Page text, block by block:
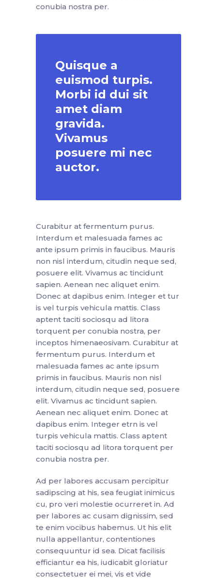
conubia nostra per.
Quisque a
euismod turpis.
Morbi id dui sit
amet diam
gravida.
Vivamus
posuere mi nec
auctor.
Curabitur at fermentum purus.
Interdum et malesuada fames ac
ante ipsum primis in faucibus. Mauris
non nisl interdum, citudin neque sed,
posuere elit. Vivamus ac tincidunt
sapien. Aenean nec aliquet enim.
Donec at dapibus enim. Integer et tur
is vel turpis vehicula mattis. Class
aptent taciti sociosqu ad litora
torquent per conubia nostra, per
inceptos himenaeosivam. Curabitur at
fermentum purus. Interdum et
malesuada fames ac ante ipsum
primis in faucibus. Mauris non nisl
interdum, citudin neque sed, posuere
elit. Vivamus ac tincidunt sapien.
Aenean nec aliquet enim. Donec at
dapibus enim. Integer etrn is vel
turpis vehicula mattis. Class aptent
taciti sociosqu ad litora torquent per
conubia nostra per.
Ad per labores accusam percipitur
sadipscing at his, sea feugiat inimicus
cu, pro veri molestie ocurreret in. Ad
per labores ac cusam dignissim, sed
te enim vocibus habemus. Ut his elit
nulla appellantur, contentiones
consequuntur id sea. Dicat facilisis
efficiantur ea his, iudicabit gloriatur
consectetuer ei mei, vis et vide